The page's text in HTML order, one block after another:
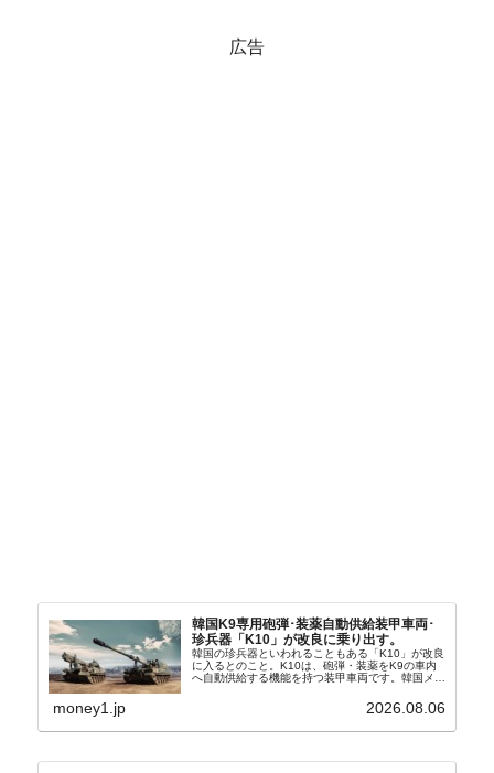
広告
韓国K9専用砲弾･装薬自動供給装甲車両･
珍兵器「K10」が改良に乗り出す。
韓国の珍兵器といわれることもある「K10」が改良
に入るとのこと。K10は、砲弾・装薬をK9の車内
へ自動供給する機能を持つ装甲車両です。韓国メデ
から以下に一部を引きます。2005年に初めて...
money1.jp 2026.08.06